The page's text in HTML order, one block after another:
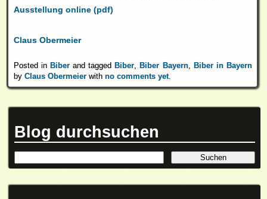
Ausstellung online (pdf)
Claus Obermeier
Posted in Biberand taggedBiber ,Biber Bayern, Biber in Bayern
by Claus Obermeierwith no comments yet.
Blog durchsuchen